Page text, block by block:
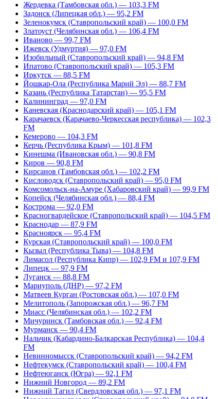
Жердевка (Тамбовская обл.) — 103,3 FM
Задонск (Липецкая обл.) — 95,2 FM
Зеленокумск (Ставропольский край) — 100,0 FM
Златоуст (Челябинская обл.) — 106,4 FM
Иваново — 99,7 FM
Ижевск (Удмуртия) — 97,0 FM
Изобильный (Ставропольский край) — 94,8 FM
Ипатово (Ставропольский край) — 105,3 FM
Иркутск — 88,5 FM
Йошкар-Ола (Республика Марий Эл) — 88,7 FM
Казань (Республика Татарстан) — 95,5 FM
Калининград — 97,0 FM
Каневская (Краснодарский край) — 105,1 FM
Карачаевск (Карачаево-Черкесская республика) — 102,3
FM
Кемерово — 104,3 FM
Керчь (Республика Крым) — 101,8 FM
Кинешма (Ивановская обл.) — 90,8 FM
Киров — 90,8 FM
Кирсанов (Тамбовская обл.) — 102,2 FM
Кисловодск (Ставропольский край) — 95,0 FM
Комсомольск-на-Амуре (Хабаровский край) — 99,9 FM
Копейск (Челябинская обл.) — 88,4 FM
Кострома — 92,0 FM
Красногвардейское (Ставропольский край) — 104,5 FM
Краснодар — 87,9 FM
Красноярск — 95,4 FM
Курская (Ставропольский край) — 100,0 FM
Кызыл (Республика Тыва) — 104,8 FM
Лимасол (Республика Кипр) — 102,9 FM и 107,9 FM
Липецк — 97,9 FM
Луганск — 88,8 FM
Мариуполь (ДНР) — 97,2 FM
Матвеев Курган (Ростовская обл.) — 107,0 FM
Мелитополь (Запорожская обл.) — 96,7 FM
Миасс (Челябинская обл.) — 102,2 FM
Мичуринск (Тамбовская обл.) — 92,4 FM
Мурманск — 90,4 FM
Нальчик (Кабардино-Балкарская Республика) — 104,4
FM
Невинномысск (Ставропольский край) — 94,2 FM
Нефтекумск (Ставропольский край) — 100,4 FM
Нефтеюганск (Югра) — 92,1 FM
Нижний Новгород — 89,2 FM
Нижний Тагил (Свердловская обл.) — 97,1 FM